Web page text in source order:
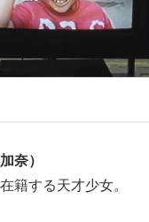
奈）
籍する天才少女。